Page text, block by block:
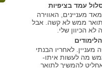
עמד בציפיות
מעניינים, האווירה
ממש לא קשה. אבל
לא הכיוון שלי.
מעניין. לאחריו הבנתי
מה לעשות איתו-
להמשיך לתואר